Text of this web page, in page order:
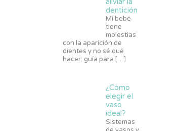
dentición
Mi bebé
tiene
molestias
con la aparición de
dientes y no sé qué
hacer: guía para […]
¿Cómo
elegir el
vaso
ideal?
Sistemas